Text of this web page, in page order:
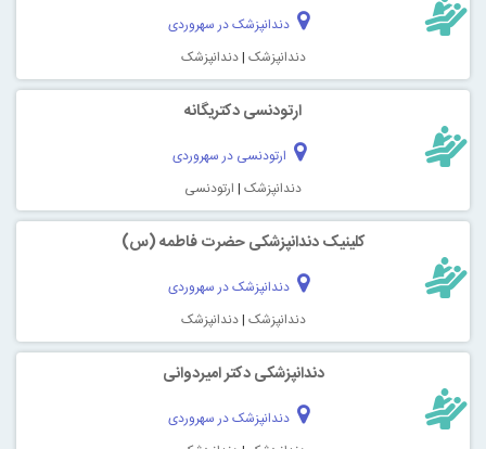
دندانپزشک در سهروردی
دندانپزشک |دندانپزشک
ارتودنسی دکتریگانه
ارتودنسی در سهروردی
دندانپزشک | ارتودنسی
کلینیک دندانپزشکی حضرت فاطمه (س)
دندانپزشک در سهروردی
دندانپزشک |دندانپزشک
دندانپزشکی دکتر امیردوانی
دندانپزشک در سهروردی